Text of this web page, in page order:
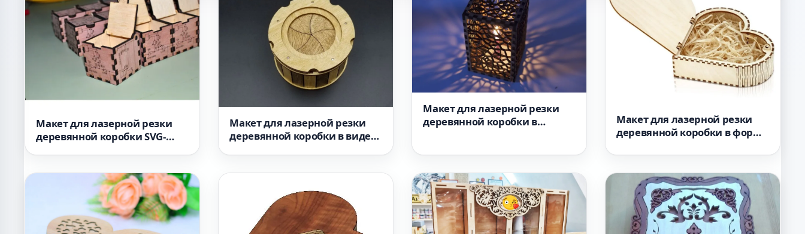
Макет для лазерной резки
деревянной коробки SVG-
Макет для лазерной резки
деревянной коробки в виде
Макет для лазерной резки
деревянной коробки в
Макет для лазерной резки
деревянной коробки в форме